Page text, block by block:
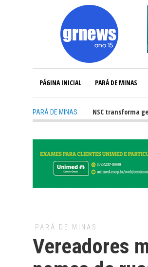
PÁGINA INICIAL PARÁ DE MINAS
PARÁ DE MINAS
de órgãos no HNSC transforma gesto
PARÁ DE MINAS
Vereadores